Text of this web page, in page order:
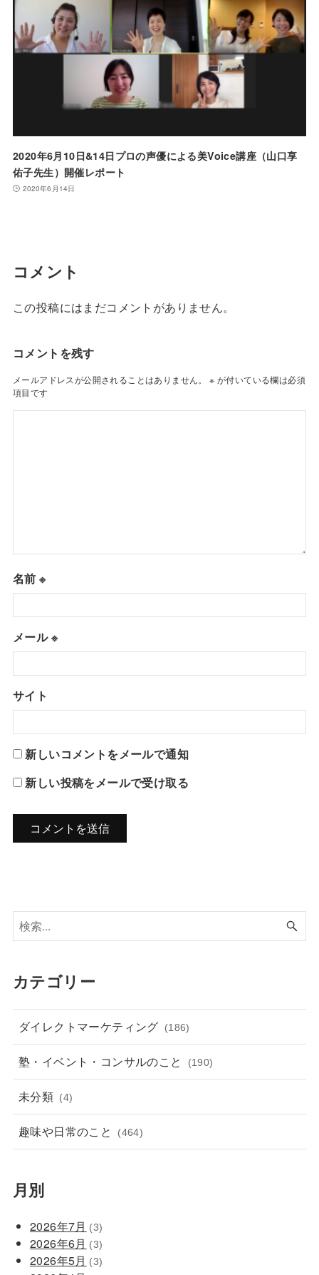
2020年6月10日&14日プロの声優による美Voice講座（山口享
佑子先生）開催レポート
2020年6月14日
コメント
この投稿にはまだコメントがありません。
コメントを残す
メールアドレスが公開されることはありません。 ※ が付いている欄は必須
項目です
名前※
メール※
サイト
新しいコメントをメールで通知
新しい投稿をメールで受け取る
カテゴリー
ダイレクトマーケティング (186)
塾・イベント・コンサルのこと (190)
未分類 (4)
趣味や日常のこと (464)
月別
2026年7月 (3)
2026年6月 (3)
2026年5月 (3)